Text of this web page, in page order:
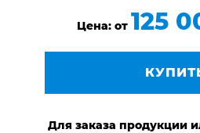
Цена: от 125
Для заказа продукции